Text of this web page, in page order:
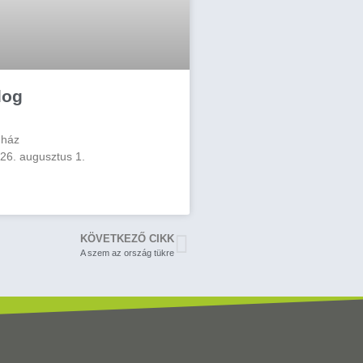
augusztus 1.
KÖVETKEZŐ CIKK
A szem az ország tükre